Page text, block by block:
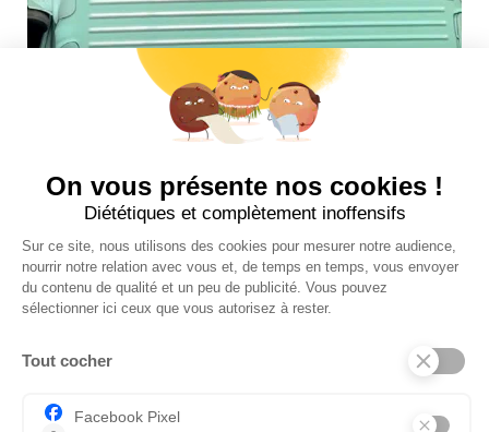
Suivez-nous sur insta !
INFOS UTILES
NOS BOUTIQUES